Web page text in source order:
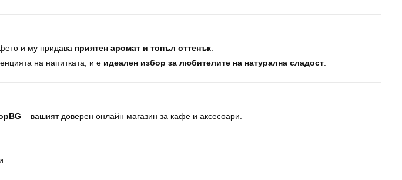
и му придава приятен аромат и топъл оттенък.
на напитката, и е идеален избор за любителите на натурална сладост.
– вашият доверен онлайн магазин за кафе и аксесоари.